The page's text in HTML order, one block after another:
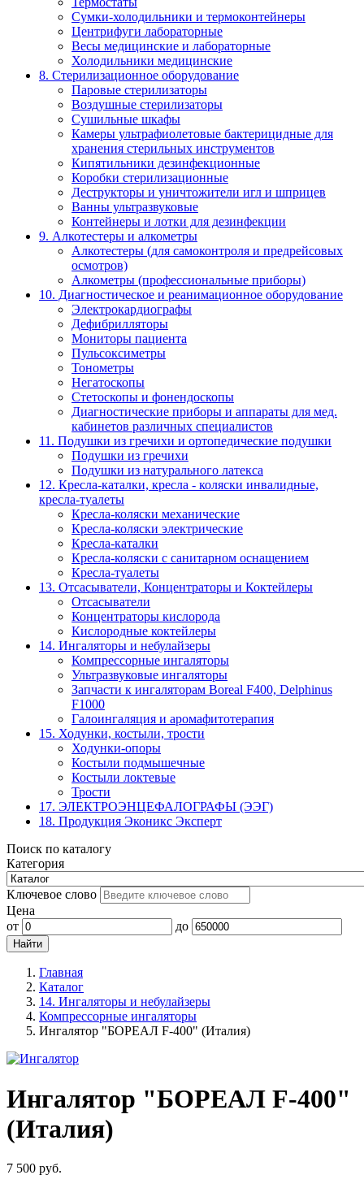
Сумки-холодильники и термоконтейнеры
Центрифуги лабораторные
Весы медицинские и лабораторные
Холодильники медицинские
8. Стерилизационное оборудование
Паровые стерилизаторы
Воздушные стерилизаторы
Сушильные шкафы
Камеры ультрафиолетовые бактерицидные для
хранения стерильных инструментов
Кипятильники дезинфекционные
Коробки стерилизационные
Деструкторы и уничтожители игл и шприцев
Ванны ультразвуковые
Контейнеры и лотки для дезинфекции
9. Алкотестеры и алкометры
Алкотестеры (для самоконтроля и предрейсовых
осмотров)
Алкометры (профессиональные приборы)
10. Диагностическое и реанимационное оборудование
Электрокардиографы
Дефибрилляторы
Мониторы пациента
Пульсоксиметры
Тонометры
Негатоскопы
Стетоскопы и фонендоскопы
Диагностические приборы и аппараты для мед.
кабинетов различных специалистов
11. Подушки из гречихи и ортопедические подушки
Подушки из гречихи
Подушки из натурального латекса
12. Кресла-каталки, кресла - коляски инвалидные,
кресла-туалеты
Кресла-коляски механические
Кресла-коляски электрические
Кресла-каталки
Кресла-коляски с санитарном оснащением
Кресла-туалеты
13. Отсасыватели, Концентраторы и Коктейлеры
Отсасыватели
Концентраторы кислорода
Кислородные коктейлеры
14. Ингаляторы и небулайзеры
Компрессорные ингаляторы
Ультразвуковые ингаляторы
Запчасти к ингаляторам Boreal F400, Delphinus
F1000
Галоингаляция и аромафитотерапия
15. Ходунки, костыли, трости
Ходунки-опоры
Костыли подмышечные
Костыли локтевые
Трости
17. ЭЛЕКТРО­ЭНЦЕФАЛОГРАФЫ (ЭЭГ)
18. Продукция Эконикс Эксперт
Поиск по каталогу
Категория
Ключевое слово
Цена
от
до
Главная
Каталог
14. Ингаляторы и небулайзеры
Компрессорные ингаляторы
Ингалятор "БОРЕАЛ F-400" (Италия)
Ингалятор "БОРЕАЛ F-400"
(Италия)
7 500 руб.